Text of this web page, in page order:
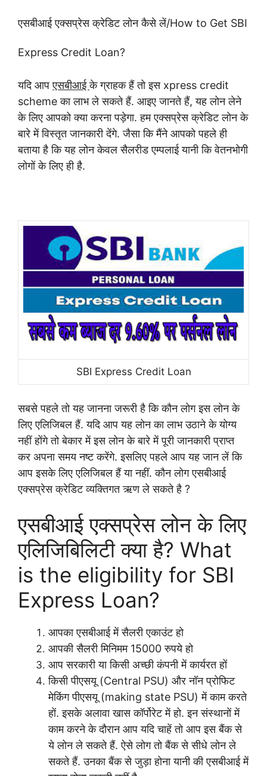
एसबीआई एक्सप्रेस क्रेडिट लोन कैसे लें/How to Get SBI
Express Credit Loan?
यदि आपएसबीआईके ग्राहक हैं तो इस xpress credit
scheme का लाभ ले सकते हैं. आइए जानते हैं, यह लोन लेने
के लिए आपको क्या करना पड़ेगा. हम एक्सप्रेस क्रेडिट लोन के
बारे में विस्तृत जानकारी देंगे. जैसा कि मैंने आपको पहले ही
बताया है कि यह लोन केवल सैलरीड एम्पलाई यानी कि वेतनभोगी
लोगों के लिए ही है.
SBI Express Credit Loan
सबसे पहले तो यह जानना जरूरी है कि कौन लोग इस लोन के
लिए एलिजिबल हैं. यदि आप यह लोन का लाभ उठाने के योग्य
नहीं होंगे तो बेकार में इस लोन के बारे में पूरी जानकारी प्राप्त
कर अपना समय नष्ट करेंगे. इसलिए पहले आप यह जान लें कि
आप इसके लिए एलिजिबल हैं या नहीं.कौन लोग एसबीआई
एक्सप्रेस क्रेडिट व्यक्तिगत ऋण ले सकते है ?
एसबीआई एक्सप्रेस लोन के लिए
एलिजिबिलिटी क्या है? What
is the eligibility for SBI
Express Loan?
आपका एसबीआई में सैलरी एकाउंट हो
आपकी सैलरी मिनिमम 15000 रुपये हो
आप सरकारी या किसी अच्छी कंपनी में कार्यरत हों
किसी पीएसयू (Central PSU) और नॉन प्रोफिट
मेकिंग पीएसयू (making state PSU) में काम करते
हों. इसके अलावा खास कॉर्पोरेट में हो. इन संस्थानों में
काम करने के दौरान आप यदि चाहें तो आप इस बैंक से
ये लोन ले सकते हैं. ऐसे लोग तो बैंक से सीधे लोन ले
सकते हैं. उनका बैंक से जुड़ा होना यानी की एसबीआई में